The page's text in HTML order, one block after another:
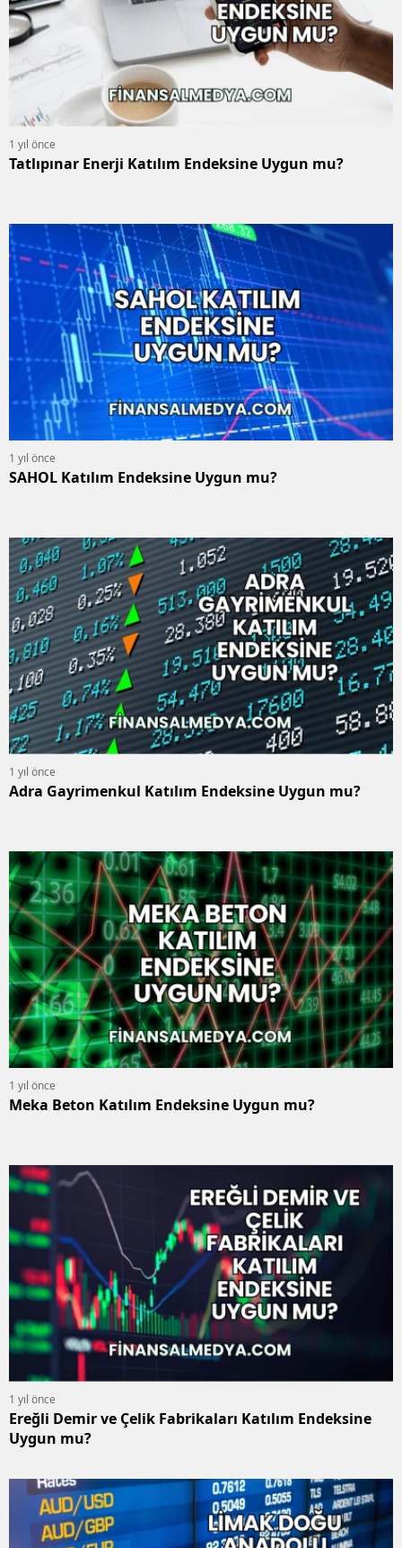
1 yıl önce
Tatlıpınar Enerji Katılım Endeksine Uygun mu?
1 yıl önce
SAHOL Katılım Endeksine Uygun mu?
1 yıl önce
Adra Gayrimenkul Katılım Endeksine Uygun mu?
1 yıl önce
Meka Beton Katılım Endeksine Uygun mu?
1 yıl önce
Ereğli Demir ve Çelik Fabrikaları Katılım Endeksine
Uygun mu?